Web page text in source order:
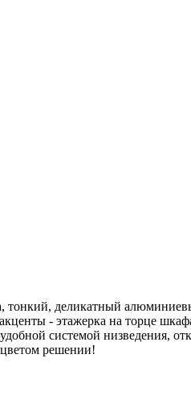
тонкий, деликатный
- этажерка на торце
системой низведения,
решении!